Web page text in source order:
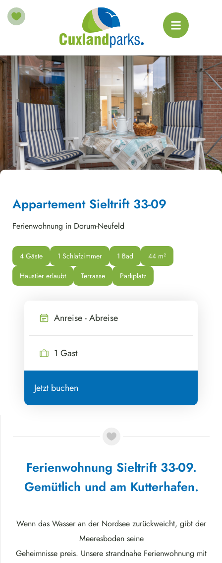
Appartement Sieltrift 33-09
Ferienwohnung in Dorum-Neufeld
4 Gäste 1 Schlafzimmer 1 Bad 44 m²
Haustier erlaubt
Terrasse Parkplatz
Ferienwohnung Sieltrift 33-09.
Gemütlich und am Kutterhafen.
Wenn das Wasser an der Nordsee zurückweicht, gibt der
Meeresboden seine
Geheimnisse preis. Unsere strandnahe Ferienwohnung mit